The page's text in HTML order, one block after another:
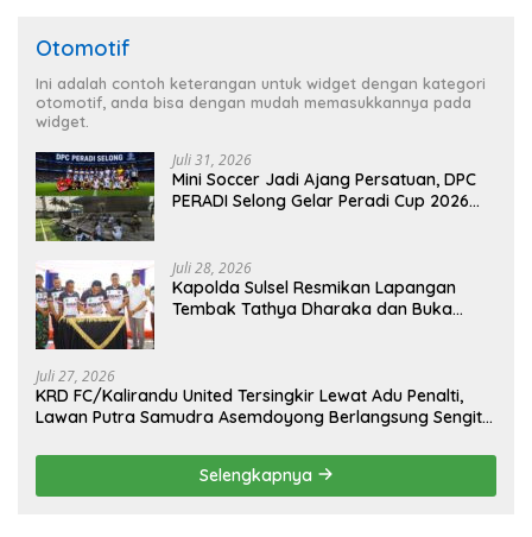
Otomotif
Ini adalah contoh keterangan untuk widget dengan kategori
otomotif, anda bisa dengan mudah memasukkannya pada
widget.
Juli 31, 2026
Mini Soccer Jadi Ajang Persatuan, DPC
PERADI Selong Gelar Peradi Cup 2026
Juli 28, 2026
Kapolda Sulsel Resmikan Lapangan
Tembak Tathya Dharaka dan Buka
Juli 27, 2026
KRD FC/Kalirandu United Tersingkir Lewat Adu Penalti,
Lawan Putra Samudra Asemdoyong Berlangsung Sengit
Selengkapnya